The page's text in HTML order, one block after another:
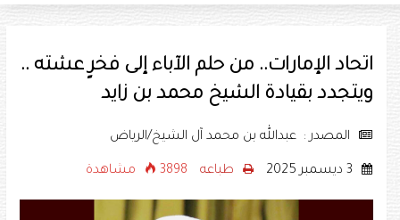
اتحاد الإمارات.. من حلم الآباء إلى فخرٍ عشته ..
ويتجدد بقيادة الشيخ محمد بن زايد
المصدر : عبدالله بن محمد آل الشيخ/الرياض
طباعه 3898 مشاهدة